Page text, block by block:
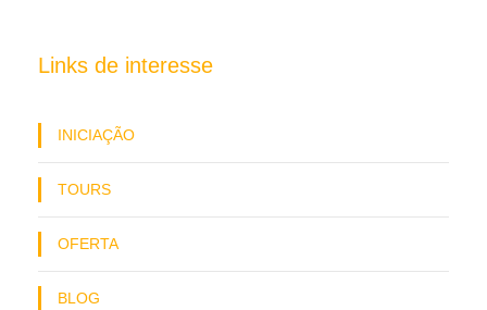
Links de interesse
INICIAÇÃO
TOURS
OFERTA
BLOG